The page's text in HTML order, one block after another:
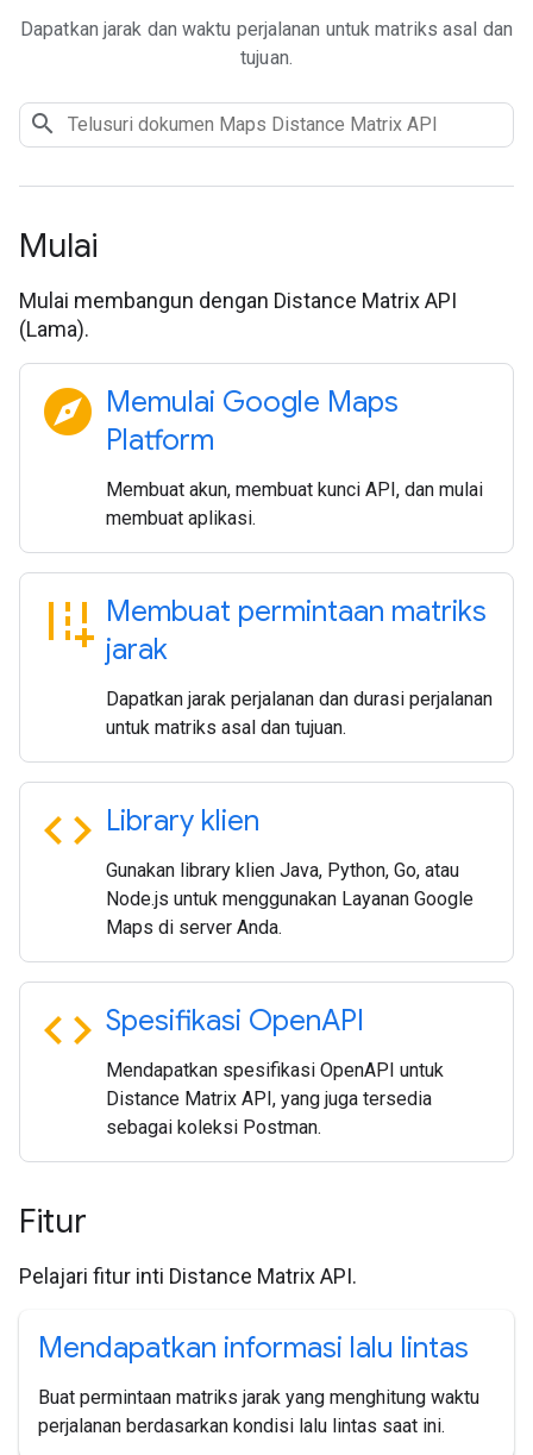
Dapatkan jarak dan waktu perjalanan untuk matriks asal dan
tujuan.
Mulai
Mulai membangun dengan Distance Matrix API
(Lama).
explore Memulai Google Maps
Platform
Membuat akun, membuat kunci API, dan mulai
membuat aplikasi.
add_road Membuat permintaan matriks
jarak
Dapatkan jarak perjalanan dan durasi perjalanan
untuk matriks asal dan tujuan.
code Library klien
Gunakan library klien Java, Python, Go, atau
Node.js untuk menggunakan Layanan Google
Maps di server Anda.
code Spesifikasi OpenAPI
Mendapatkan spesifikasi OpenAPI untuk
Distance Matrix API, yang juga tersedia
sebagai koleksi Postman.
Fitur
Pelajari fitur inti Distance Matrix API.
Mendapatkan informasi lalu lintas
Buat permintaan matriks jarak yang menghitung waktu
perjalanan berdasarkan kondisi lalu lintas saat ini.